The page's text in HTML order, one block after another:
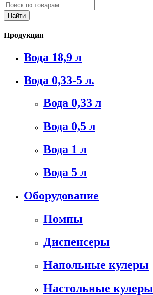
Продукция
Вода 18,9 л
Вода 0,33-5 л.
Вода 0,33 л
Вода 0,5 л
Вода 1 л
Вода 5 л
Оборудование
Помпы
Диспенсеры
Напольные кулеры
Настольные кулеры